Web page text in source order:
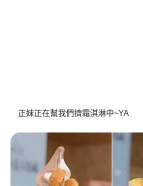
正妹正在幫我們擠霜淇淋中~YA